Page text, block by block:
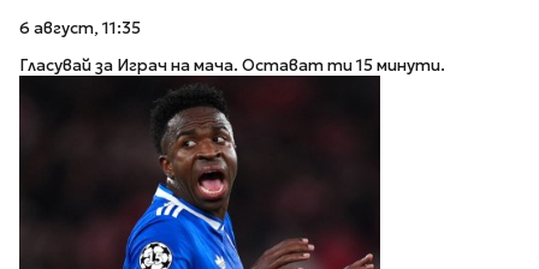
6 август, 11:35
Гласувай за Играч на мача. Остават ти 15 минути.